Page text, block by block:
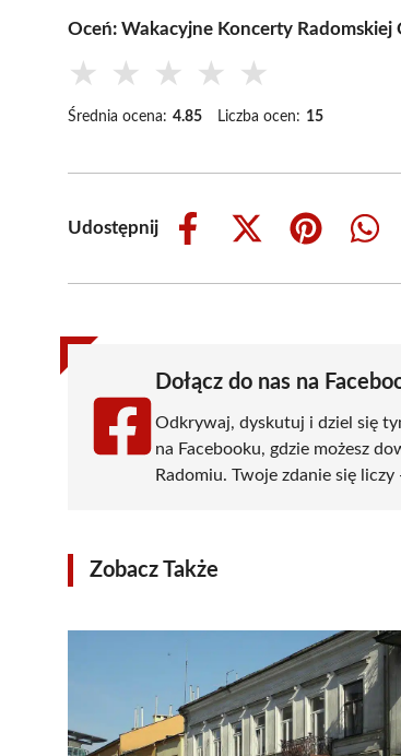
Oceń: Wakacyjne Koncerty
★ ★ ★ ★ ★
Średnia ocena: 4.85 Liczba ocen: 15
Udostępnij
Share
Share
(Twitter)
Share
Share
Dołącz do nas na
Odkrywaj, dyskutuj i dziel się
na Facebooku, gdzie możesz
Radomiu. Twoje zdanie się
Zobacz Także